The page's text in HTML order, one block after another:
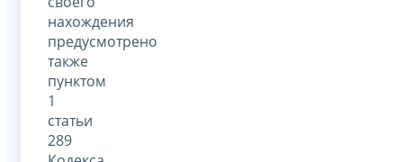
нахождения
предусмотрено
также
пунктом
1
статьи
289